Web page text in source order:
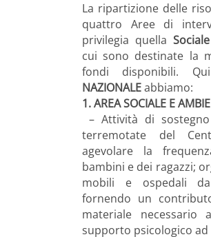
La ripartizione delle
quattro Aree di
privilegia quella
cui sono destinate la
fondi disponibili.
NAZIONALEabbiamo:
1. AREA SOCIALE E
– Attività di
terremotate del
agevolare la
bambini e dei ragazzi;
mobili e ospedali
fornendo un
materiale necessario
supporto psicologico